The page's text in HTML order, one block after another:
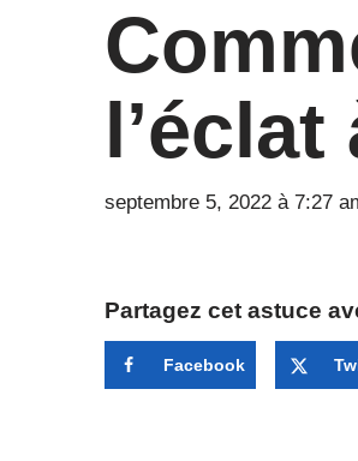
septembre 5, 2022 à 7:27
Partagez cet astuce
Facebook